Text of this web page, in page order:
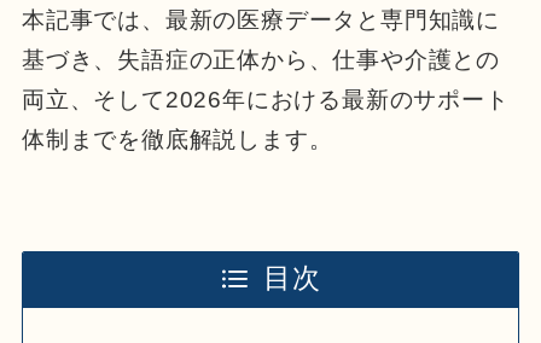
本記事では、最新の医療データと専門知識に
基づき、失語症の正体から、仕事や介護との
両立、そして2026年における最新のサポート
体制までを徹底解説します。
目次